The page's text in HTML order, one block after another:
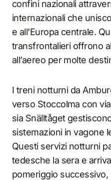
confini nazionali
internazionali che
e all’Europa centrale.
transfrontalieri offrono
all’aereo per molte
I treni notturni da
verso Stoccolma con
sia Snälltåget
sistemazioni in vagone
Questi servizi notturni
tedesche la sera e
pomeriggio successivo,